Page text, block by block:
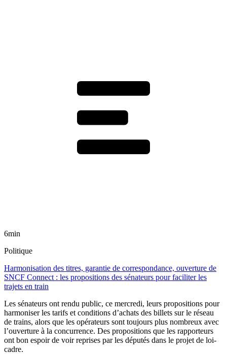
6min
Politique
Harmonisation des titres, garantie de correspondance, ouverture de
SNCF Connect : les propositions des sénateurs pour faciliter les
trajets en train
Les sénateurs ont rendu public, ce mercredi, leurs propositions pour
harmoniser les tarifs et conditions d’achats des billets sur le réseau
de trains, alors que les opérateurs sont toujours plus nombreux avec
l’ouverture à la concurrence. Des propositions que les rapporteurs
ont bon espoir de voir reprises par les députés dans le projet de loi-
cadre.